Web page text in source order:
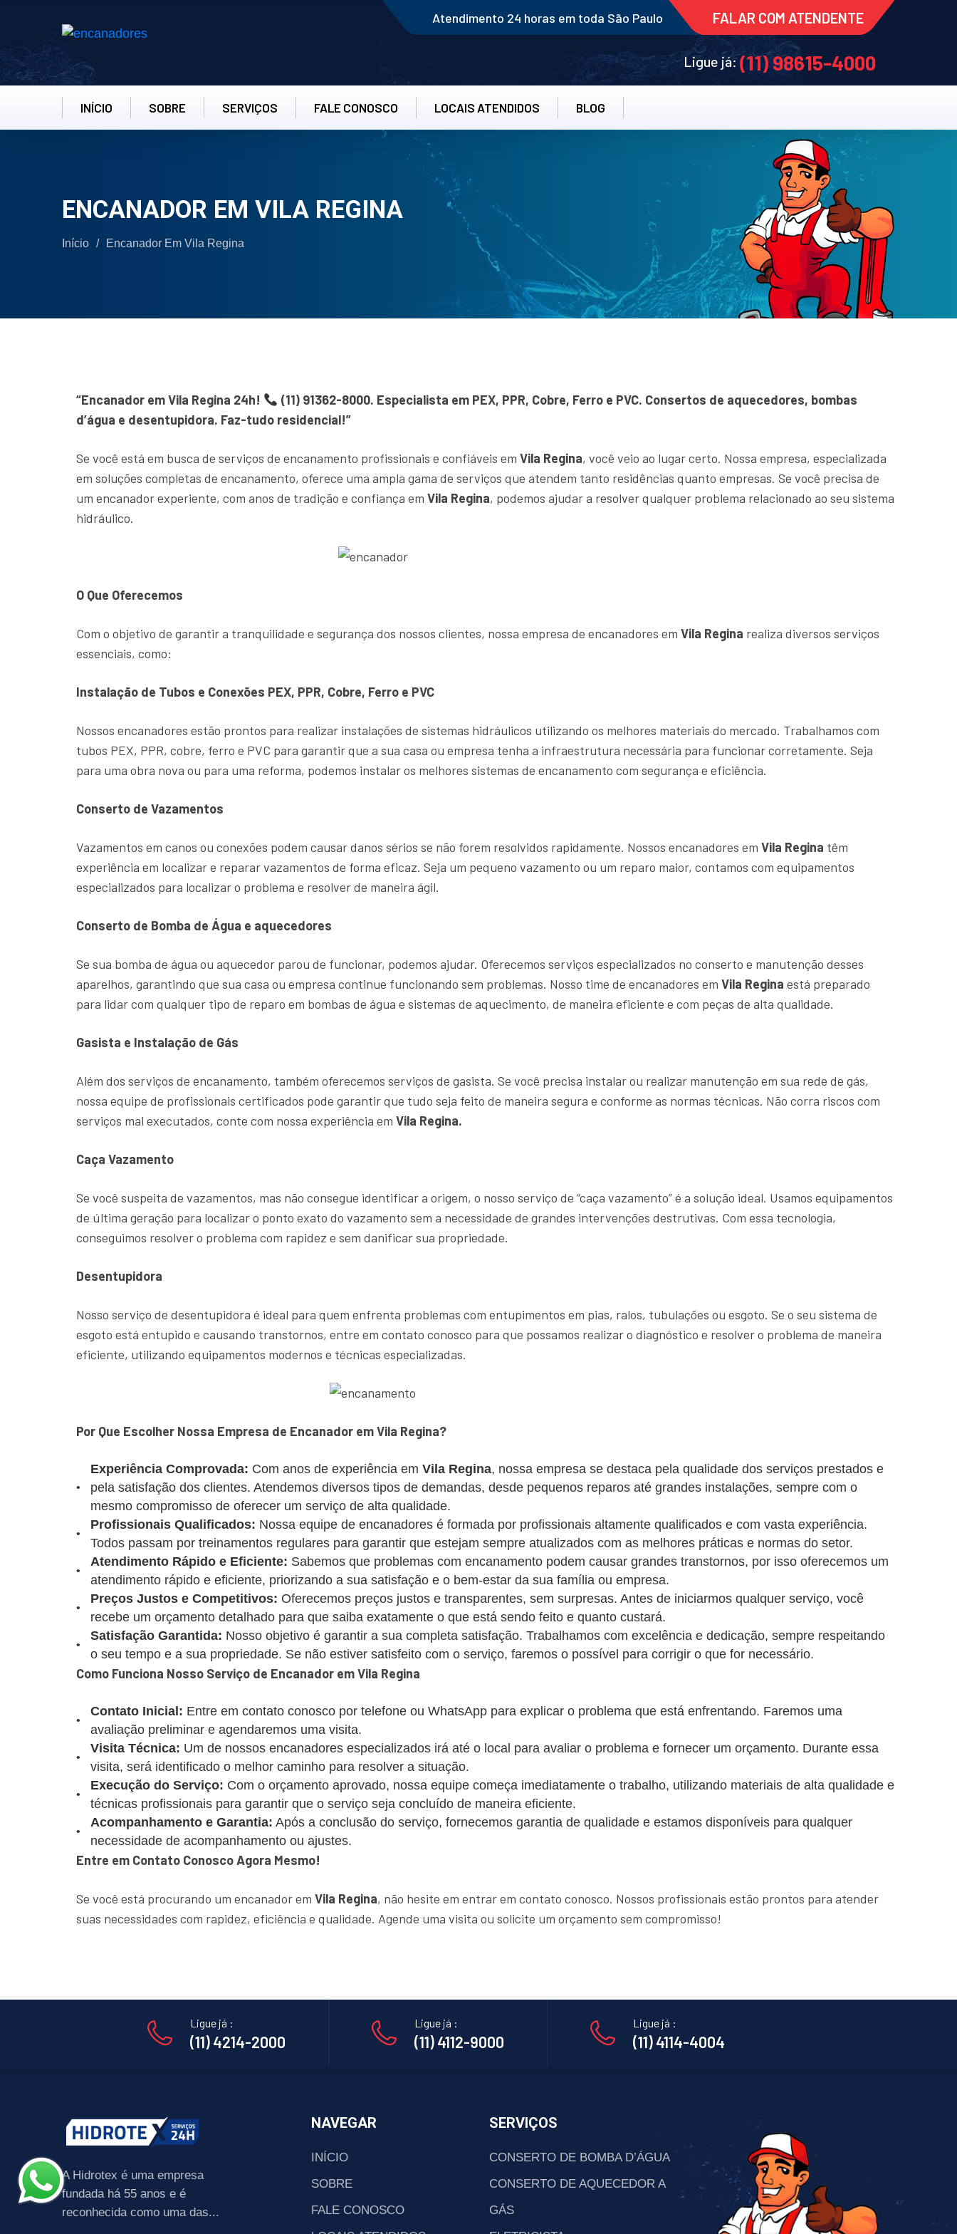
Atendimento 24 horas em toda São Paulo FALAR COM ATENDENTE
Ligue já:(11) 98615-4000
INÍCIO SOBRE SERVIÇOS FALE CONOSCO LOCAIS ATENDIDOS BLOG
ENCANADOR EM VILA REGINA
Início / Encanador Em Vila Regina
“Encanador em Vila Regina 24h!
(11) 91362-8000. Especialista em PEX, PPR, Cobre, Ferro e PVC. Consertos de aquecedores, bombas
d’água e desentupidora. Faz-tudo residencial!”
Se você está em busca de serviços de encanamento profissionais e confiáveis em Vila Regina, você veio ao lugar certo. Nossa empresa, especializada
em soluções completas de encanamento, oferece uma ampla gama de serviços que atendem tanto residências quanto empresas. Se você precisa de
um encanador experiente, com anos de tradição e confiança em Vila Regina, podemos ajudar a resolver qualquer problema relacionado ao seu sistema
hidráulico.
O Que Oferecemos
Com o objetivo de garantir a tranquilidade e segurança dos nossos clientes, nossa empresa de encanadores em Vila Regina realiza diversos serviços
essenciais, como:
Instalação de Tubos e Conexões PEX, PPR, Cobre, Ferro e PVC
Nossos encanadores estão prontos para realizar instalações de sistemas hidráulicos utilizando os melhores materiais do mercado. Trabalhamos com
tubos PEX, PPR, cobre, ferro e PVC para garantir que a sua casa ou empresa tenha a infraestrutura necessária para funcionar corretamente. Seja
para uma obra nova ou para uma reforma, podemos instalar os melhores sistemas de encanamento com segurança e eficiência.
Conserto de Vazamentos
Vazamentos em canos ou conexões podem causar danos sérios se não forem resolvidos rapidamente. Nossos encanadores em Vila Regina têm
experiência em localizar e reparar vazamentos de forma eficaz. Seja um pequeno vazamento ou um reparo maior, contamos com equipamentos
especializados para localizar o problema e resolver de maneira ágil.
Conserto de Bomba de Água e aquecedores
Se sua bomba de água ou aquecedor parou de funcionar, podemos ajudar. Oferecemos serviços especializados no conserto e manutenção desses
aparelhos, garantindo que sua casa ou empresa continue funcionando sem problemas. Nosso time de encanadores em Vila Regina está preparado
para lidar com qualquer tipo de reparo em bombas de água e sistemas de aquecimento, de maneira eficiente e com peças de alta qualidade.
Gasista e Instalação de Gás
Além dos serviços de encanamento, também oferecemos serviços de gasista. Se você precisa instalar ou realizar manutenção em sua rede de gás,
nossa equipe de profissionais certificados pode garantir que tudo seja feito de maneira segura e conforme as normas técnicas. Não corra riscos com
serviços mal executados, conte com nossa experiência em Vila Regina.
Caça Vazamento
Se você suspeita de vazamentos, mas não consegue identificar a origem, o nosso serviço de “caça vazamento” é a solução ideal. Usamos equipamentos
de última geração para localizar o ponto exato do vazamento sem a necessidade de grandes intervenções destrutivas. Com essa tecnologia,
conseguimos resolver o problema com rapidez e sem danificar sua propriedade.
Desentupidora
Nosso serviço de desentupidora é ideal para quem enfrenta problemas com entupimentos em pias, ralos, tubulações ou esgoto. Se o seu sistema de
esgoto está entupido e causando transtornos, entre em contato conosco para que possamos realizar o diagnóstico e resolver o problema de maneira
eficiente, utilizando equipamentos modernos e técnicas especializadas.
Por Que Escolher Nossa Empresa de Encanador em Vila Regina?
Experiência Comprovada: Com anos de experiência em Vila Regina, nossa empresa se destaca pela qualidade dos serviços prestados e
pela satisfação dos clientes. Atendemos diversos tipos de demandas, desde pequenos reparos até grandes instalações, sempre com o
mesmo compromisso de oferecer um serviço de alta qualidade.
Profissionais Qualificados: Nossa equipe de encanadores é formada por profissionais altamente qualificados e com vasta experiência.
Todos passam por treinamentos regulares para garantir que estejam sempre atualizados com as melhores práticas e normas do setor.
Atendimento Rápido e Eficiente: Sabemos que problemas com encanamento podem causar grandes transtornos, por isso oferecemos um
atendimento rápido e eficiente, priorizando a sua satisfação e o bem-estar da sua família ou empresa.
Preços Justos e Competitivos: Oferecemos preços justos e transparentes, sem surpresas. Antes de iniciarmos qualquer serviço, você
recebe um orçamento detalhado para que saiba exatamente o que está sendo feito e quanto custará.
Satisfação Garantida: Nosso objetivo é garantir a sua completa satisfação. Trabalhamos com excelência e dedicação, sempre respeitando
o seu tempo e a sua propriedade. Se não estiver satisfeito com o serviço, faremos o possível para corrigir o que for necessário.
Como Funciona Nosso Serviço de Encanador em Vila Regina
Contato Inicial: Entre em contato conosco por telefone ou WhatsApp para explicar o problema que está enfrentando. Faremos uma
avaliação preliminar e agendaremos uma visita.
Visita Técnica: Um de nossos encanadores especializados irá até o local para avaliar o problema e fornecer um orçamento. Durante essa
visita, será identificado o melhor caminho para resolver a situação.
Execução do Serviço: Com o orçamento aprovado, nossa equipe começa imediatamente o trabalho, utilizando materiais de alta qualidade e
técnicas profissionais para garantir que o serviço seja concluído de maneira eficiente.
Acompanhamento e Garantia: Após a conclusão do serviço, fornecemos garantia de qualidade e estamos disponíveis para qualquer
necessidade de acompanhamento ou ajustes.
Entre em Contato Conosco Agora Mesmo!
Se você está procurando um encanador em Vila Regina, não hesite em entrar em contato conosco. Nossos profissionais estão prontos para atender
suas necessidades com rapidez, eficiência e qualidade. Agende uma visita ou solicite um orçamento sem compromisso!
Ligue já :
(11) 4214-2000
Ligue já :
(11) 4112-9000
Ligue já :
(11) 4114-4004
A Hidrotex é uma empresa
fundada há 55 anos e é
reconhecida como uma das...
NAVEGAR
INÍCIO
SOBRE
FALE CONOSCO
SERVIÇOS
CONSERTO DE BOMBA D’ÁGUA
CONSERTO DE AQUECEDOR A
GÁS